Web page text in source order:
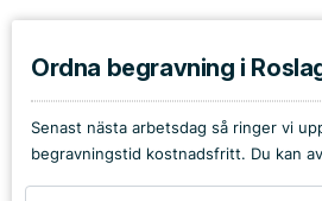
Ordna begravning i
Senast nästa arbetsdag så ringer vi
begravningstid kostnadsfritt. Du kan